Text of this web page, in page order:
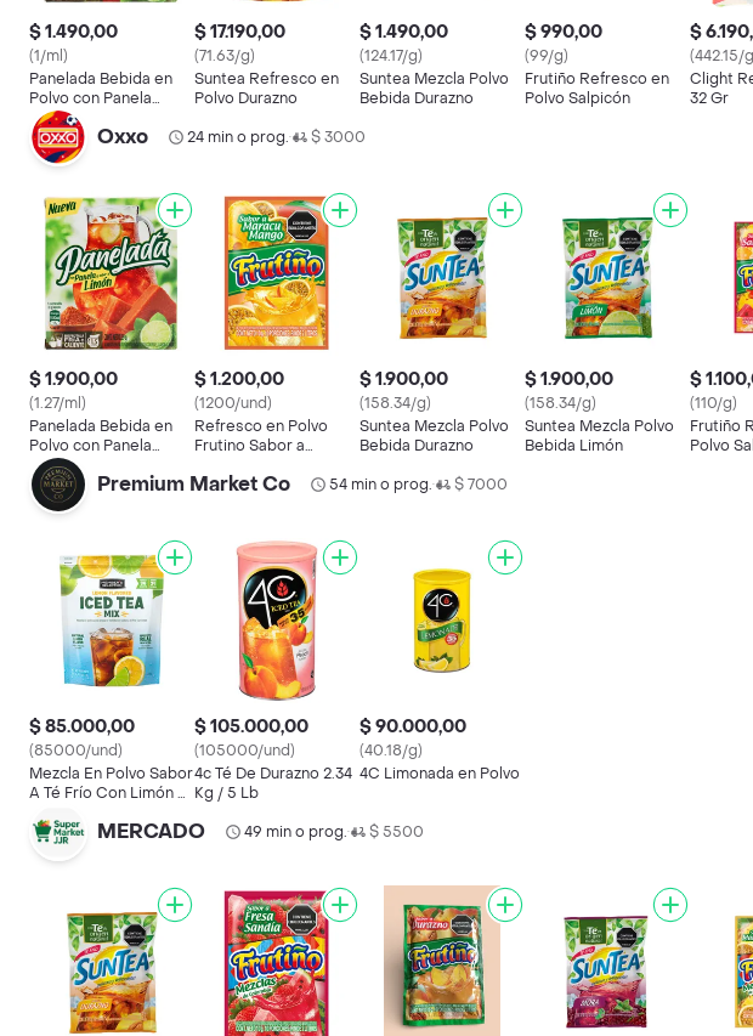
$ 1.490,00
(1/ml)
Panelada Bebida en
Polvo con Panela
Sabor Limón
$ 17.190,00
(71.63/g)
Suntea Refresco en
Polvo Durazno
$ 1.490,00
(124.17/g)
Suntea Mezcla Polvo
Bebida Durazno
$ 990,00
(99/g)
Frutiño Refresco en
Polvo Salpicón
$
(442.15/
Clight
32 Gr
Oxxo 24 min o prog.• $ 3000
$ 1.900,00
(1.27/ml)
Panelada Bebida en
Polvo con Panela
Sabor Limón
$ 1.200,00
(1200/und)
Refresco en Polvo
Frutino Sabor a
$ 1.900,00
(158.34/g)
Suntea Mezcla Polvo
Bebida Durazno
$ 1.900,00
(158.34/g)
Suntea Mezcla Polvo
Bebida Limón
$
(110/g)
Frutiño
Polvo
Premium Market Co 54 min o prog.• $ 7000
$ 85.000,00
(85000/und)
Mezcla En Polvo Sabor
A Té Frío Con Limón 3
$ 105.000,00
(105000/und)
4c Té De Durazno 2.34
Kg / 5 Lb
$ 90.000,00
(40.18/g)
4C Limonada en Polvo
MERCADO 49 min o prog.• $ 5500